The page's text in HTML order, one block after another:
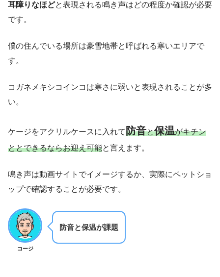
耳障りなほどと表現される鳴き声はどの程度か確認が必要
です。
僕の住んでいる場所は豪雪地帯と呼ばれる寒いエリアで
す。
コガネメキシコインコは寒さに弱いと表現されることが多
い。
ケージをアクリルケースに入れて防音と保温がキチン
ととできるならお迎え可能と言えます。
鳴き声は動画サイトでイメージするか、実際にペットショ
ップで確認することが必要です。
コージ
防音と保温が課題